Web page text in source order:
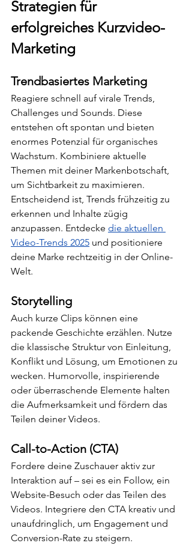
Strategien für
erfolgreiches Kurzvideo-
Marketing
Trendbasiertes Marketing
Reagiere schnell auf virale Trends,
Challenges und Sounds. Diese
entstehen oft spontan und bieten
enormes Potenzial für organisches
Wachstum. Kombiniere aktuelle
Themen mit deiner Markenbotschaft,
um Sichtbarkeit zu maximieren.
Entscheidend ist, Trends frühzeitig zu
erkennen und Inhalte zügig
anzupassen. Entdecke die aktuellen
Video-Trends 2025 und positioniere
deine Marke rechtzeitig in der Online-
Welt.
Storytelling
Auch kurze Clips können eine
packende Geschichte erzählen. Nutze
die klassische Struktur von Einleitung,
Konflikt und Lösung, um Emotionen zu
wecken. Humorvolle, inspirierende
oder überraschende Elemente halten
die Aufmerksamkeit und fördern das
Teilen deiner Videos.
Call-to-Action (CTA)
Fordere deine Zuschauer aktiv zur
Interaktion auf – sei es ein Follow, ein
Website-Besuch oder das Teilen des
Videos. Integriere den CTA kreativ und
unaufdringlich, um Engagement und
Conversion-Rate zu steigern.